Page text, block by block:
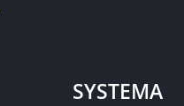
SYSTEMA